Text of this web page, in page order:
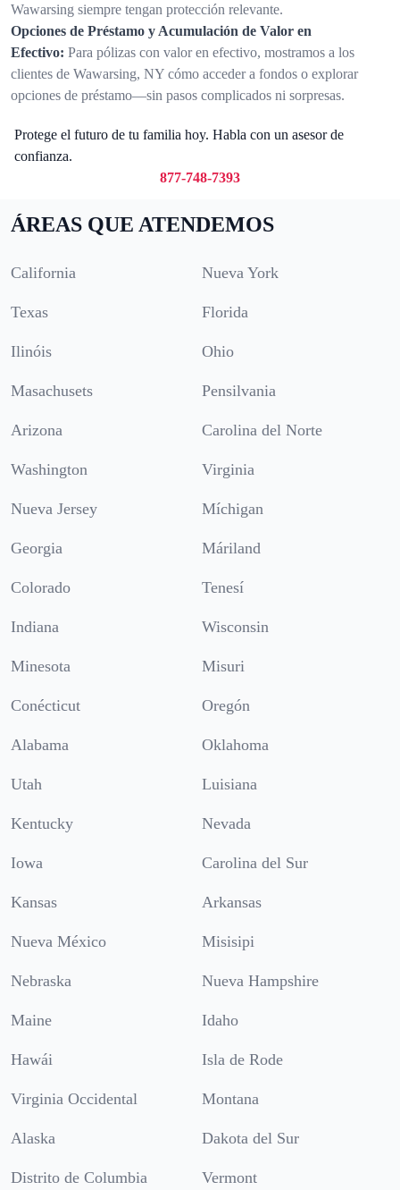
Wawarsing siempre tengan protección relevante.
Opciones de Préstamo y Acumulación de Valor en
Efectivo: Para pólizas con valor en efectivo, mostramos a los
clientes de Wawarsing, NY cómo acceder a fondos o explorar
opciones de préstamo—sin pasos complicados ni sorpresas.
Protege el futuro de tu familia hoy. Habla con un asesor de
confianza.
877-748-7393
ÁREAS QUE ATENDEMOS
California Nueva York
Texas Florida
Ilinóis Ohio
Masachusets Pensilvania
Arizona Carolina del Norte
Washington Virginia
Nueva Jersey Míchigan
Georgia Máriland
Colorado Tenesí
Indiana Wisconsin
Minesota Misuri
Conécticut Oregón
Alabama Oklahoma
Utah Luisiana
Kentucky Nevada
Iowa Carolina del Sur
Kansas Arkansas
Nueva México Misisipi
Nebraska Nueva Hampshire
Maine Idaho
Hawái Isla de Rode
Virginia Occidental Montana
Alaska Dakota del Sur
Distrito de Columbia Vermont